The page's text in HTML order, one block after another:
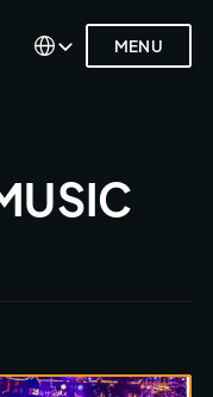
Select Language
MENU
Select Language
MENU